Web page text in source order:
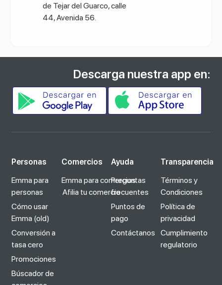
de Tejar del Guarco, calle
44, Avenida 56.
Descarga nuestra app en:
Personas
Emma para
personas
Cómo usar
Emma (old)
Conversión a
tasa cero
Promociones
Búscador de
Comercios
Emma para comercios
Afilia tu comercio
Ayuda
Preguntas
frecuentes
Puntos de
pago
Contáctanos
Transparencia
Términos y
Condiciones
Política de
privacidad
Cumplimiento
regulatorio